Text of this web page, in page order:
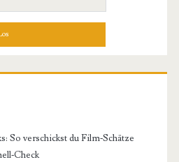
So verschickst du Film‑Schätze